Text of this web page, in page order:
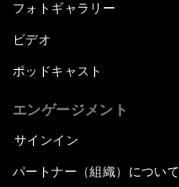
フォトギャラリー
ビデオ
ポッドキャスト
エンゲージメント
サインイン
パートナー（組織）について